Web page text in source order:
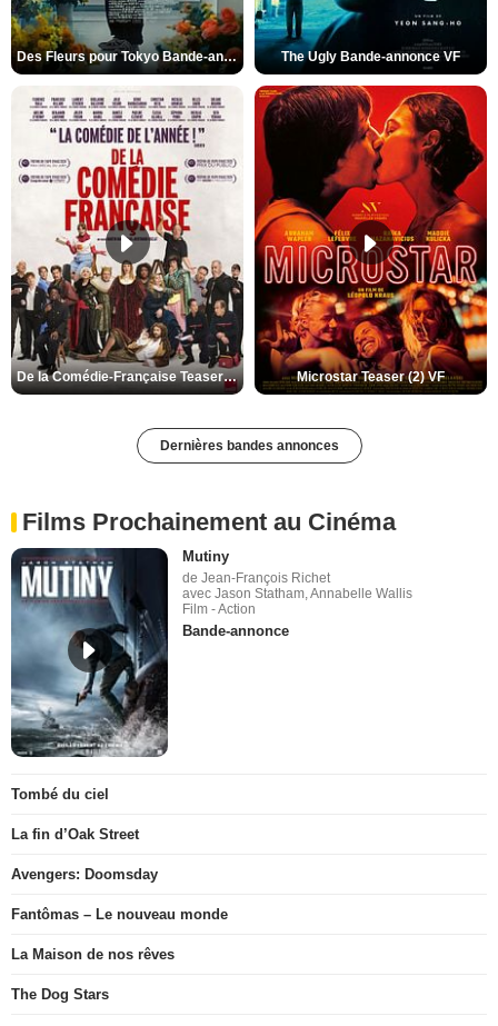
Des Fleurs pour Tokyo Bande-annonce VO STFR The Ugly Bande-annonce VF
De la Comédie-Française Teaser (3) VF Microstar Teaser (2) VF
Dernières bandes annonces
Films Prochainement au Cinéma
Mutiny
de Jean-François Richet
avec Jason Statham, Annabelle Wallis
Film - Action
Bande-annonce
Tombé du ciel
La fin d’Oak Street
Avengers: Doomsday
Fantômas – Le nouveau monde
La Maison de nos rêves
The Dog Stars